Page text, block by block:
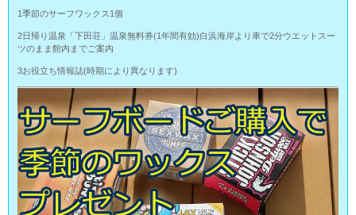
1季節のサーフワックス1個
2日帰り温泉「下田荘」温泉無料券(1年間有効)白浜海岸より車で2分ウエットスー
ツのまま館内までご案内
3お役立ち情報誌(時期により異なります)